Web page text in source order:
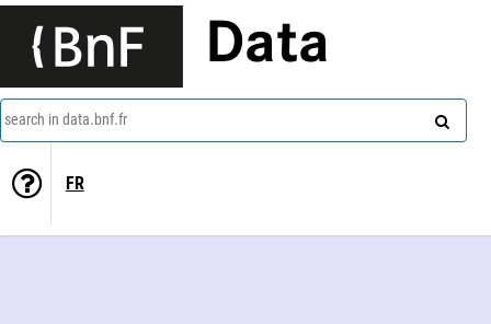
Data
search in data.bnf.fr
FR